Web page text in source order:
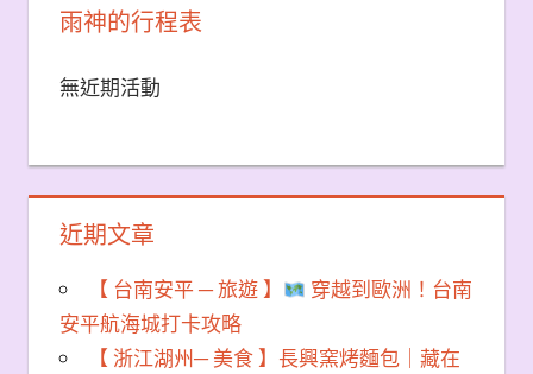
雨神的行程表
無近期活動
近期文章
【 台南安平 ─ 旅遊 】
穿越到歐洲！台南
安平航海城打卡攻略
【 浙江湖州─ 美食 】長興窯烤麵包｜藏在